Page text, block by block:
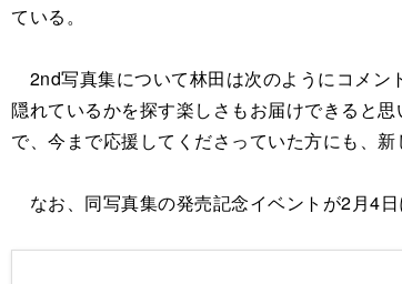
ている。
2nd写真集について林田は次のようにコメン
隠れているかを探す楽しさもお届けできると
で、今まで応援してくださっていた方にも、
なお、同写真集の発売記念イベントが2月4